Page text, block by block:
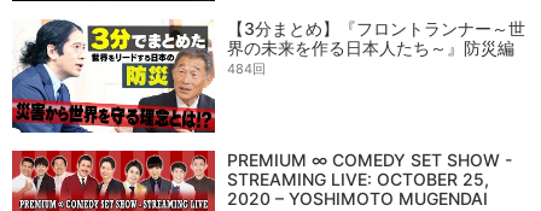
【3分まとめ】『フロントランナー～世
界の未来を作る日本人たち～』防災編
484回
PREMIUM ∞ COMEDY SET SHOW -
STREAMING LIVE: OCTOBER 25,
2020 – YOSHIMOTO MUGENDAI